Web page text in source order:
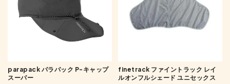
parapack パラパック P-キャップ
スーパー
finetrack ファイントラック レイ
ルオンフルシェード ユニセックス